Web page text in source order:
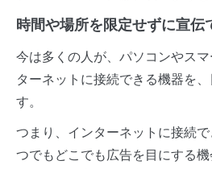
時間や場所を限定せずに宣伝
今は多くの人が、パソコンやス
ターネットに接続できる機器を
す。
つまり、インターネットに接続
つでもどこでも広告を目にする